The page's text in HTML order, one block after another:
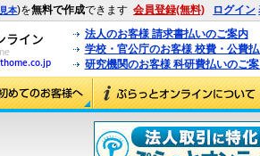
見本)を無料で作成できます 会員登録(無料) ログイン
法人のお客様 請求書払いのご案内
学校・官公庁のお客様 校費・公費
研究機関のお客様 科研費払いのご